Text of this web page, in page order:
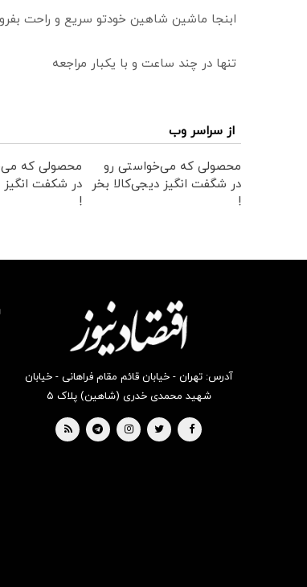
ابنجا ماشین شاهین خودتو سریع و راحت
تنها در چند ساعت و با یکبار مراجعه
از سراسر وب
محصولی که می‌خواستی رو
در شگفت انگیز دیجی‌کالا بخر
!
محصولی که
در شکفت انگیز
!
آدرس: تهران - خیابان قائم مقام فراهانی - خیابان
شهید محمدی خدری (شاهین) پلاک ۵